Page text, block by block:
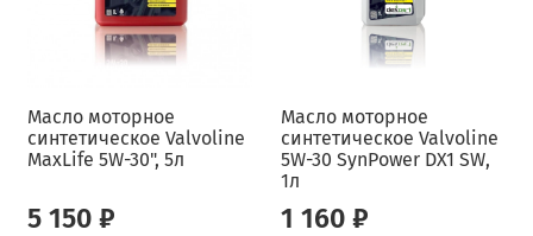
Масло моторное
синтетическое Valvoline
MaxLife 5W-30", 5л
5 150 ₽
Масло моторное
синтетическое Valvoline
5W-30 SynPower DX1 SW,
1л
1 160 ₽